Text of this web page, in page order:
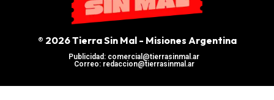
® 2026 Tierra Sin Mal - Misiones Argentina
Publicidad: comercial@tierrasinmal.ar
Correo: redaccion@tierrasinmal.ar